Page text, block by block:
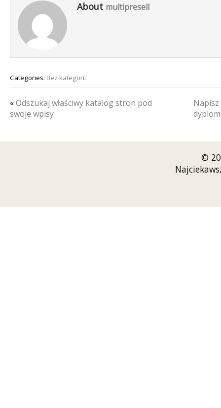
About multipresell
Categories: Bez kategorii
«Odszukaj właściwy katalog stron pod
swoje wpisy
Napisz
©